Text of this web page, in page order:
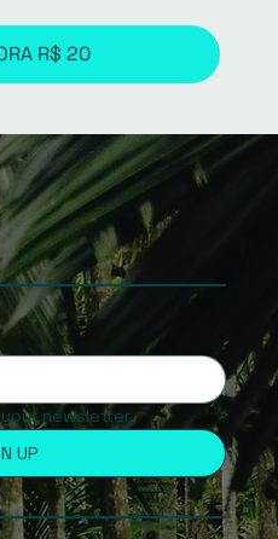
DOE AGORA R$ 20
newsletter.
UP